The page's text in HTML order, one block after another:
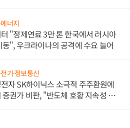
너지
"정제연료 3만 톤 한국에서 러시아
동", 우크라이나의 공격에 수요 늘어
기·정보통신
자 SK하이닉스 소극적 주주환원에
증권가 비판, "반도체 호황 지속성 의